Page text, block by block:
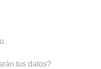
tus datos?